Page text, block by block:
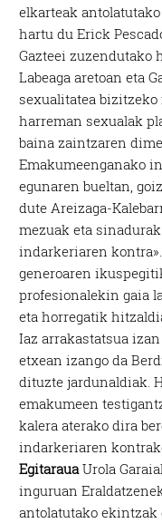
elkarteak
hartu du Erick
Gazteei zuzendutako
Labeaga aretoan eta
sexualitatea bizitzeko
harreman sexualak
baina zaintzaren
Emakumeenganako
egunaren bueltan,
dute Areizaga-
mezuak eta
indarkeriaren
generoaren
profesionalekin gaia
eta horregatik
Iaz arrakastatsua
etxean izango da
dituzte jardunaldiak.
emakumeen
kalera aterako dira
indarkeriaren
EgitarauaUrola
inguruan
antolatutako ekintzak